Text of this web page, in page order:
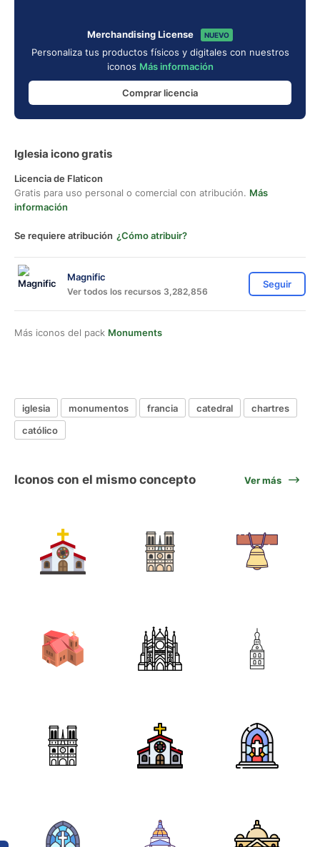
Merchandising License NUEVO
Personaliza tus productos físicos y digitales con nuestros
iconos Más información
Comprar licencia
Iglesia icono gratis
Licencia de Flaticon
Gratis para uso personal o comercial con atribución. Más
información
Se requiere atribución ¿Cómo atribuir?
Magnific
Ver todos los recursos 3,282,856
Seguir
Más iconos del pack Monuments
iglesia monumentos francia catedral
chartres
católico
Iconos con el mismo concepto Ver más